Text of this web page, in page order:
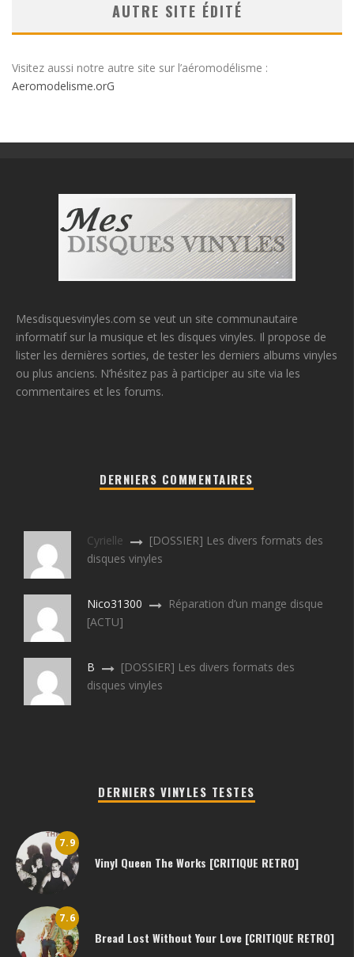
AUTRE SITE ÉDITÉ
Visitez aussi notre autre site sur l’aéromodélisme :
Aeromodelisme.orG
Mesdisquesvinyles.com se veut un site communautaire
informatif sur la musique et les disques vinyles. Il propose de
lister les dernières sorties, de tester les derniers albums vinyles
ou plus anciens. N’hésitez pas à participer au site via les
commentaires et les forums.
DERNIERS COMMENTAIRES
Cyrielle
[DOSSIER] Les divers formats des
disques vinyles
Nico31300
Réparation d’un mange disque
[ACTU]
B
[DOSSIER] Les divers formats des
disques vinyles
DERNIERS VINYLES TESTES
7.9
Vinyl Queen The Works [CRITIQUE RETRO]
7.6
Bread Lost Without Your Love [CRITIQUE RETRO]